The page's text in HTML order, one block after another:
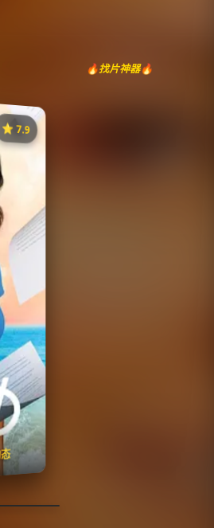
🔥找片神器🔥
⭐️ 7.9
态